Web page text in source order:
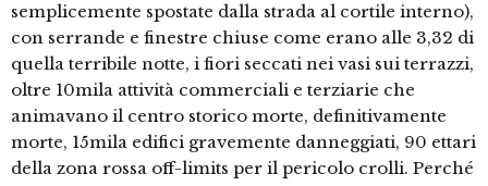
semplicemente spostate dalla strada al cortile interno),
con serrande e finestre chiuse come erano alle 3,32 di
quella terribile notte, i fiori seccati nei vasi sui terrazzi,
oltre 10mila attività commerciali e terziarie che
animavano il centro storico morte, definitivamente
morte, 15mila edifici gravemente danneggiati, 90 ettari
della zona rossa off-limits per il pericolo crolli. Perché